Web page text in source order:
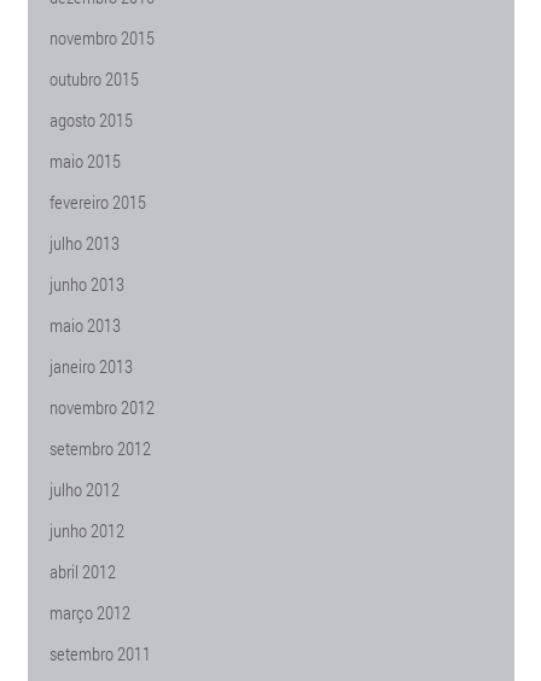
novembro 2015
outubro 2015
agosto 2015
maio 2015
fevereiro 2015
julho 2013
junho 2013
maio 2013
janeiro 2013
novembro 2012
setembro 2012
julho 2012
junho 2012
abril 2012
março 2012
setembro 2011